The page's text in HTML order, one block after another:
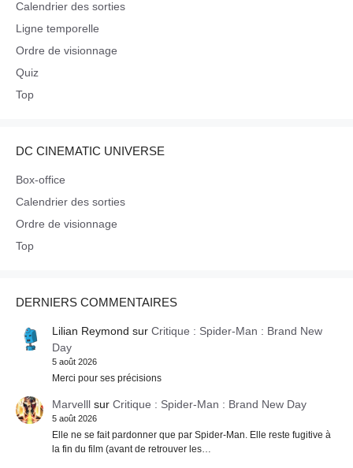
Calendrier des sorties
Ligne temporelle
Ordre de visionnage
Quiz
Top
DC CINEMATIC UNIVERSE
Box-office
Calendrier des sorties
Ordre de visionnage
Top
DERNIERS COMMENTAIRES
Lilian Reymond sur Critique : Spider-Man : Brand New
Day
5 août 2026
Merci pour ses précisions
Marvelllsur Critique : Spider-Man : Brand New Day
5 août 2026
Elle ne se fait pardonner que par Spider-Man. Elle reste fugitive à
la fin du film (avant de retrouver les…